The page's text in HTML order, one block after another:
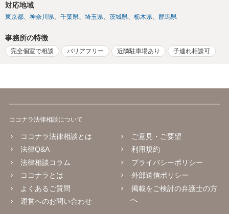
対応地域
東京都 神奈川県 千葉県 埼玉県 茨城県 栃木県 群馬県
事務所の特徴
完全個室で相談 バリアフリー 近隣駐車場あり 子連れ相談可
ココナラ法律相談について
ココナラ法律相談とは
法律Q&A
法律相談コラム
ココナラとは
よくあるご質問
運営へのお問い合わせ
ご意見・ご要望
利用規約
プライバシーポリシー
外部送信ポリシー
掲載をご検討の弁護士の方
へ